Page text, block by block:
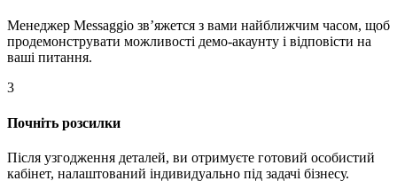
Менеджер Messaggio звʼяжется з вами найближчим часом, щоб
продемонструвати можливості демо-акаунту і відповісти на
ваші питання.
3
Почніть розсилки
Після узгодження деталей, ви отримуєте готовий особистий
кабінет, налаштований індивидуально під задачі бізнесу.